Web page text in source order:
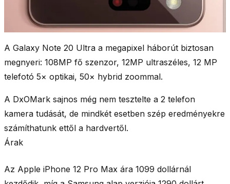
A Galaxy Note 20 Ultra a megapixel háborút biztosan
megnyeri: 108MP fő szenzor, 12MP ultraszéles, 12 MP
telefotó 5× optikai, 50× hybrid zoommal.
A DxOMark sajnos még nem tesztelte a 2 telefon
kamera tudását, de mindkét esetben szép eredményekre
számíthatunk ettől a hardvertől.
Árak
Az Apple iPhone 12 Pro Max ára 1099 dollárnál